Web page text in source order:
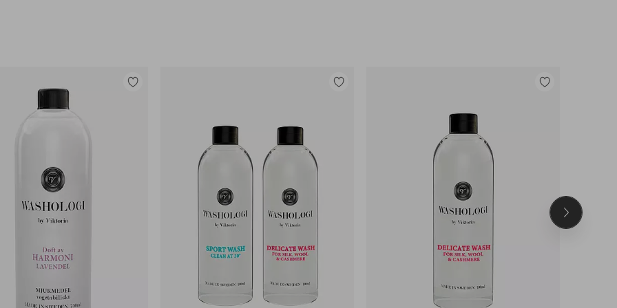
Tilføj
Tilføj
Tilføj
Næste